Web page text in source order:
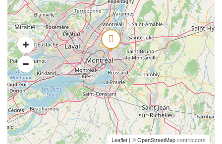
Leaflet | © OpenStreetMap contributors